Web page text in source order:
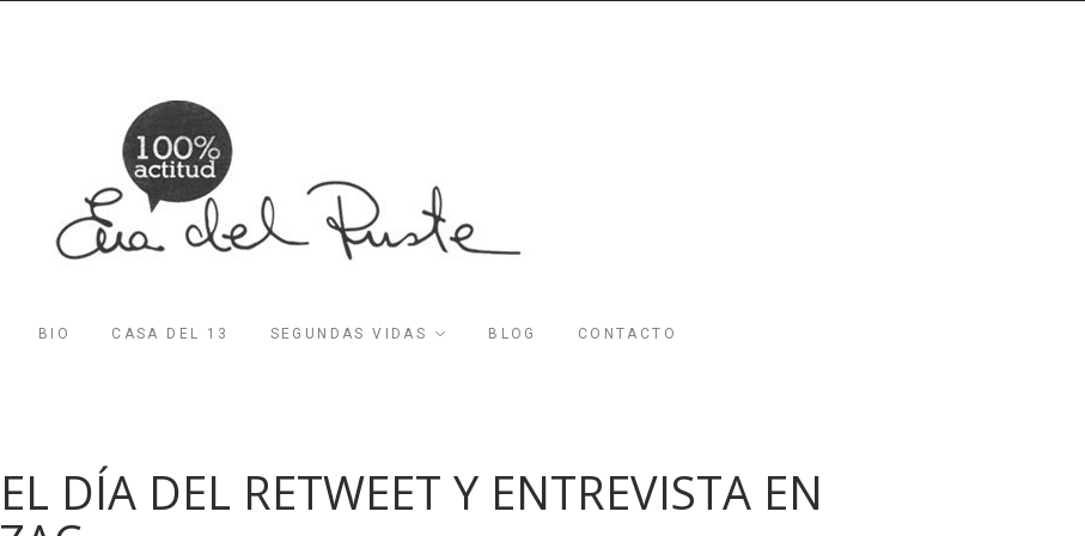
BIO CASA DEL 13 SEGUNDAS VIDAS BLOG CONTACTO
EL DÍA DEL RETWEET Y ENTREVISTA EN